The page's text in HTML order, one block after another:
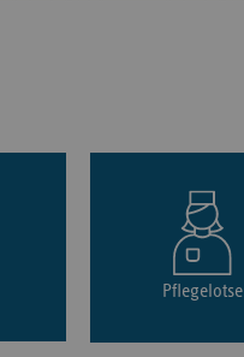
Pflegelotse